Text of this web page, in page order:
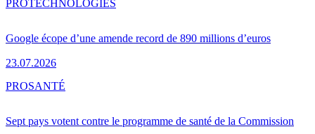
Google écope d’une amende record de 890 millions d’euros
23.07.2026
PROTECHNOLOGIES
Sept pays votent contre le programme de santé de la Commission
PROSANTÉ